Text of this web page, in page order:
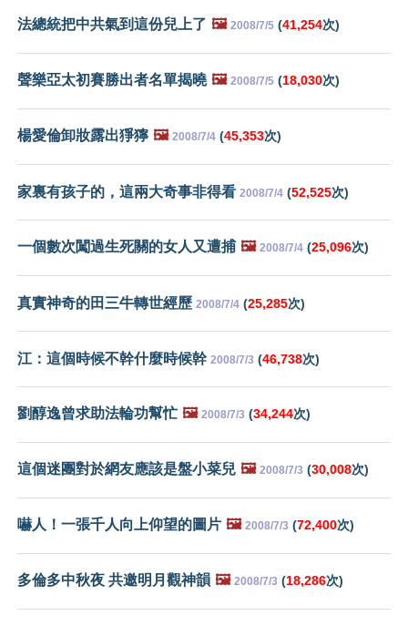
法總統把中共氣到這份兒上了 🖼️ 2008/7/5 (41,254次)
聲樂亞太初賽勝出者名單揭曉 🖼️ 2008/7/5 (18,030次)
楊愛倫卸妝露出猙獰 🖼️ 2008/7/4 (45,353次)
家裏有孩子的，這兩大奇事非得看 2008/7/4 (52,525次)
一個數次闖過生死關的女人又遭捕 🖼️ 2008/7/4 (25,096次)
真實神奇的田三牛轉世經歷 2008/7/4 (25,285次)
江：這個時候不幹什麼時候幹 2008/7/3 (46,738次)
劉醇逸曾求助法輪功幫忙 🖼️ 2008/7/3 (34,244次)
這個迷團對於網友應該是盤小菜兒 🖼️ 2008/7/3 (30,008次)
嚇人！一張千人向上仰望的圖片 🖼️ 2008/7/3 (72,400次)
多倫多中秋夜 共邀明月觀神韻 🖼️ 2008/7/3 (18,286次)